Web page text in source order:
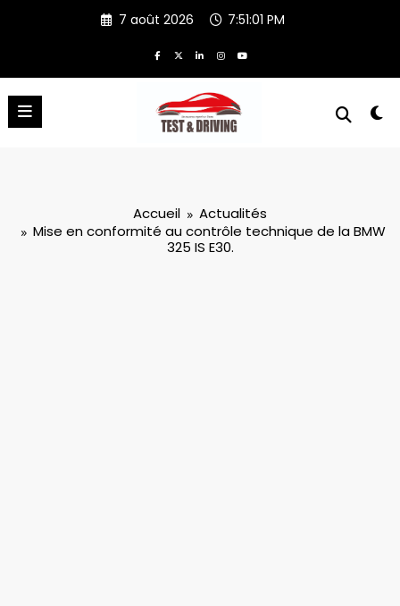
7 août 2026 7:51:01 PM
Accueil
Actualités
Mise en conformité au contrôle technique de la BMW
325 IS E30.